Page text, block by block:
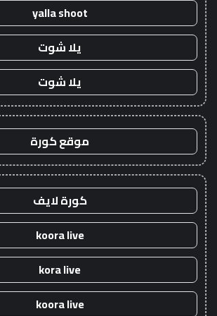
yalla shoot
يلا شوت
يلا شوت
موقع كورة
كورة لايف
koora live
kora live
koora live